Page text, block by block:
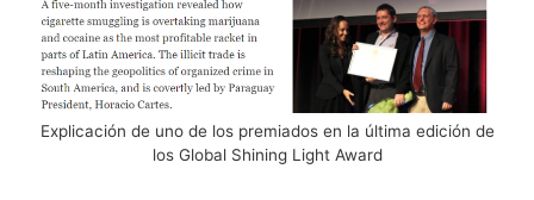
Explicación de uno de los premiados en la última edición de
los Global Shining Light Award